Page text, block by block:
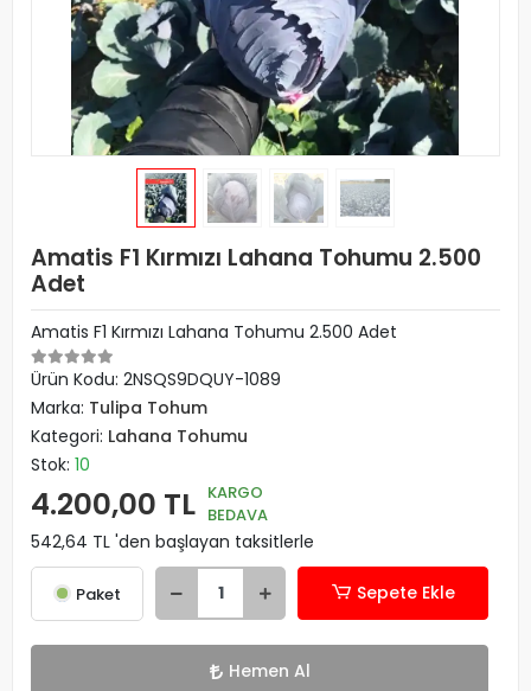
Amatis F1 Kırmızı Lahana Tohumu 2.500
Adet
Amatis F1 Kırmızı Lahana Tohumu 2.500 Adet
Ürün Kodu: 2NSQS9DQUY-1089
Marka: Tulipa Tohum
Kategori: Lahana Tohumu
Stok: 10
4.200,00 TL KARGO
BEDAVA
542,64 TL 'den başlayan taksitlerle
Paket Sepete Ekle
Hemen Al